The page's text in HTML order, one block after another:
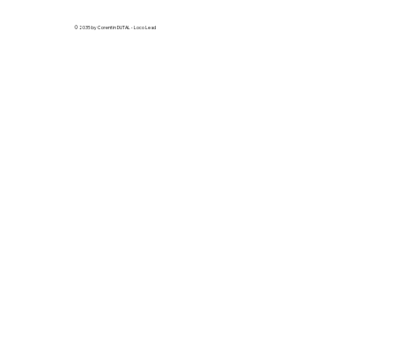
© 2035 by Corentin DUTAL - Loco Lead